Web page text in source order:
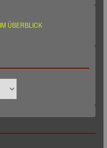
ÜBERBLICK